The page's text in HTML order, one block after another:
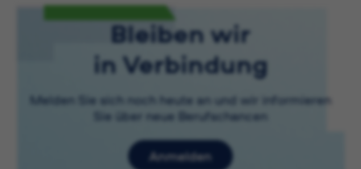
Bleiben wir
in Verbindung
Melden Sie sich noch heute an und wir informieren
Sie über neue Berufschancen
Anmelden